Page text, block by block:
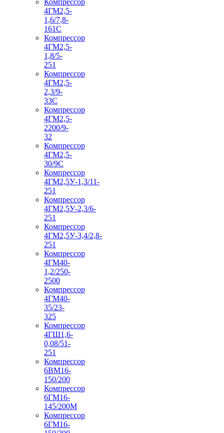
4ГМ2,5-
1,6/7,8-
161С
Компрессор
4ГМ2,5-
1,8/5-
251
Компрессор
4ГМ2,5-
2,3/9-
33С
Компрессор
4ГМ2,5-
2200/9-
32
Компрессор
4ГМ2,5-
30/9С
Компрессор
4ГМ2,5У-1,3/11-
251
Компрессор
4ГМ2,5У-2,3/6-
251
Компрессор
4ГМ2,5У-3,4/2,8-
251
Компрессор
4ГМ40-
1,2/250-
2500
Компрессор
4ГМ40-
35/23-
325
Компрессор
4ГШ1,6-
0,08/51-
251
Компрессор
6ВМ16-
150/200
Компрессор
6ГМ16-
145/200М
Компрессор
6ГМ16-